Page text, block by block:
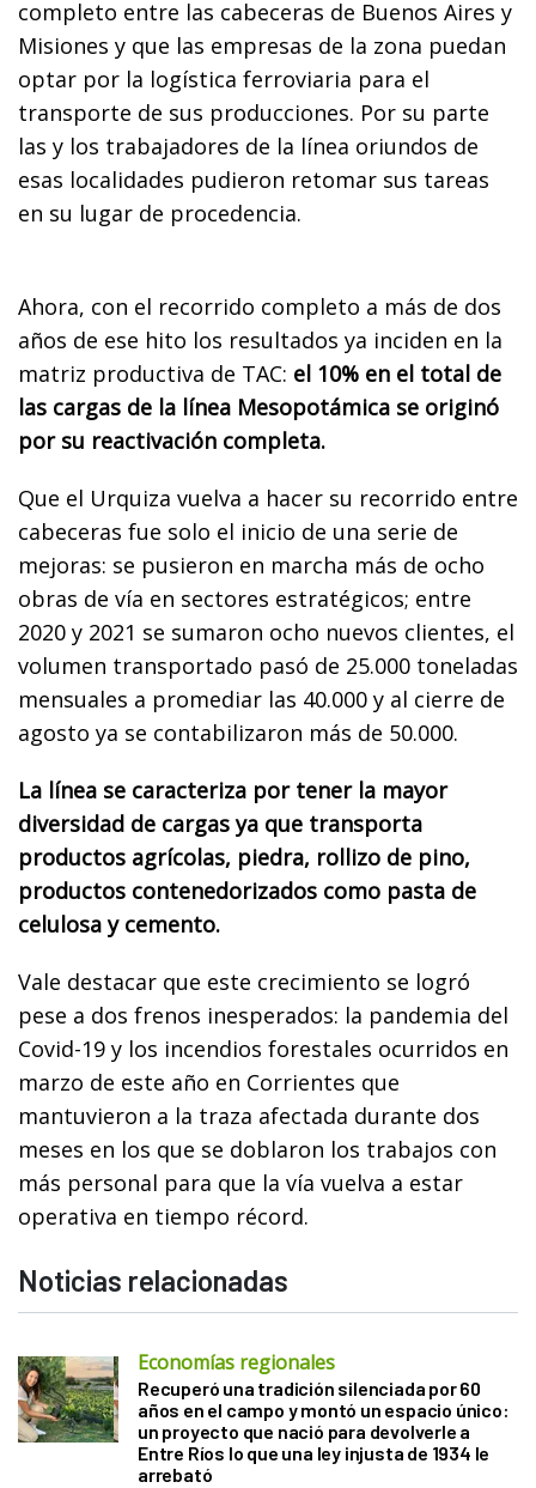
completo entre las cabeceras de Buenos Aires y
Misiones y que las empresas de la zona puedan
optar por la logística ferroviaria para el
transporte de sus producciones. Por su parte
las y los trabajadores de la línea oriundos de
esas localidades pudieron retomar sus tareas
en su lugar de procedencia.
Ahora, con el recorrido completo a más de dos
años de ese hito los resultados ya inciden en la
matriz productiva de TAC: el 10% en el total de
las cargas de la línea Mesopotámica se originó
por su reactivación completa.
Que el Urquiza vuelva a hacer su recorrido entre
cabeceras fue solo el inicio de una serie de
mejoras: se pusieron en marcha más de ocho
obras de vía en sectores estratégicos; entre
2020 y 2021 se sumaron ocho nuevos clientes, el
volumen transportado pasó de 25.000 toneladas
mensuales a promediar las 40.000 y al cierre de
agosto ya se contabilizaron más de 50.000.
La línea se caracteriza por tener la mayor
diversidad de cargas ya que transporta
productos agrícolas, piedra, rollizo de pino,
productos contenedorizados como pasta de
celulosa y cemento.
Vale destacar que este crecimiento se logró
pese a dos frenos inesperados: la pandemia del
Covid-19 y los incendios forestales ocurridos en
marzo de este año en Corrientes que
mantuvieron a la traza afectada durante dos
meses en los que se doblaron los trabajos con
más personal para que la vía vuelva a estar
operativa en tiempo récord.
Noticias relacionadas
Economías regionales
Recuperó una tradición silenciada por 60
años en el campo y montó un espacio único:
un proyecto que nació para devolverle a
Entre Ríos lo que una ley injusta de 1934 le
arrebató